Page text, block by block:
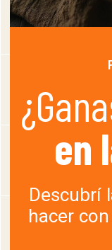
en
Descubrí
hacer